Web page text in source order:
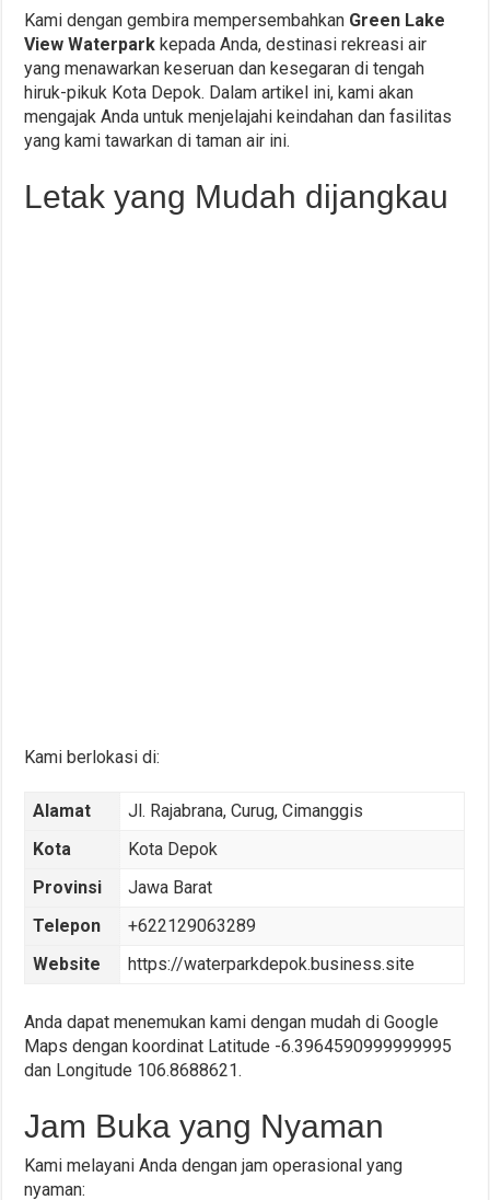
Kami dengan gembira mempersembahkan Green Lake
View Waterpark kepada Anda, destinasi rekreasi air
yang menawarkan keseruan dan kesegaran di tengah
hiruk-pikuk Kota Depok. Dalam artikel ini, kami akan
mengajak Anda untuk menjelajahi keindahan dan fasilitas
yang kami tawarkan di taman air ini.
Letak yang Mudah dijangkau
Kami berlokasi di:
Alamat
Jl. Rajabrana, Curug, Cimanggis
Kota
Kota Depok
Provinsi
Jawa Barat
Telepon
+622129063289
Website
https://waterparkdepok.business.site
Anda dapat menemukan kami dengan mudah di Google
Maps dengan koordinat Latitude -6.3964590999999995
dan Longitude 106.8688621.
Jam Buka yang Nyaman
Kami melayani Anda dengan jam operasional yang
nyaman: